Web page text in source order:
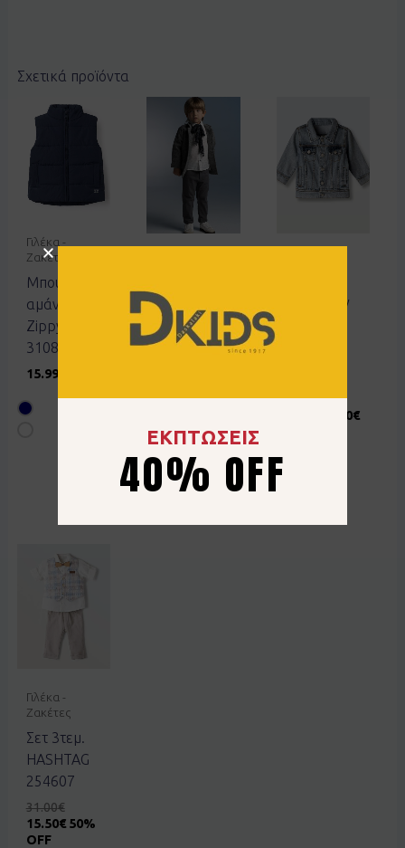
Σχετικά προϊόντα
Γιλέκα -
Ζακέτες
Μπουφάν
αμάνικο
Zippy
3108197701navy
15.99
Σετ 3τεμ
Hashtag
267821
Μπουφάν
9.60€
Γιλέκα -
Ζακέτες
Σετ 3τεμ.
HASHTAG
254607
31.00€
15.50€ 50%
OFF
ΕΚΠΤΩΣΕΙΣ
40% OFF